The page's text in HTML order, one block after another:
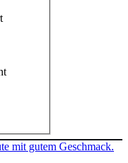
mit gutem Geschmack.